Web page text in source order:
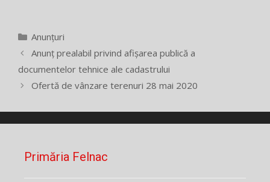
Categorii
Anunțuri
Anunț prealabil privind afișarea publică a
documentelor tehnice ale cadastrului
Ofertă de vânzare terenuri 28 mai 2020
Primăria Felnac